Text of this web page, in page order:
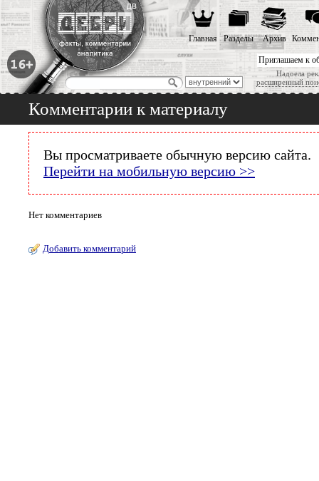
Приглашаем к
Надоела
расширенный
Главная Разделы Архив
Комментарии к материалу
Вы просматриваете обычную версию сайта.
Перейти на мобильную версию >>
Нет комментариев
Добавить комментарий